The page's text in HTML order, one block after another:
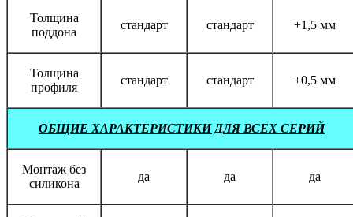
Толщина
поддона
стандарт стандарт +1,5 мм
Толщина
профиля
стандарт стандарт +0,5 мм
ОБЩИЕ ХАРАКТЕРИСТИКИ ДЛЯ ВСЕХ СЕРИЙ
Монтаж без
силикона
да да да